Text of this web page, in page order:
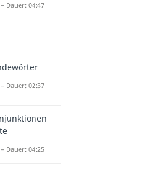
Dauer: 04:47
Dauer: 02:37
Dauer: 04:25